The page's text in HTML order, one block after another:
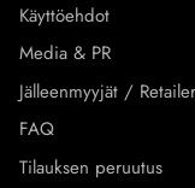
Käyttöehdot
Media & PR
Jälleenmyyjät /
FAQ
Tilauksen peruutus